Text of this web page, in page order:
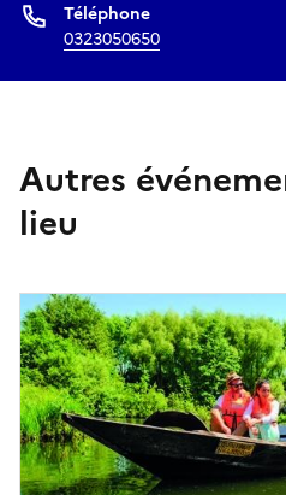
Téléphone
0323050650
Autres
lieu